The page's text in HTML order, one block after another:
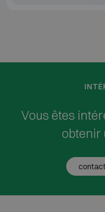
Vous êtes
obtenir